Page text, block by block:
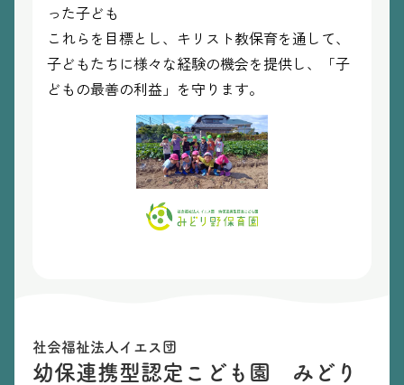
った子ども
これらを目標とし、キリスト教保育を通して、
子どもたちに様々な経験の機会を提供し、「子
どもの最善の利益」を守ります。
社会福祉法人イエス団
幼保連携型認定こども園 みどり